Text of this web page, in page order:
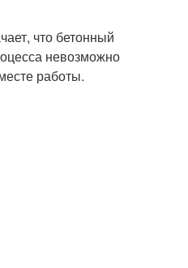
что бетонный
невозможно
работы.